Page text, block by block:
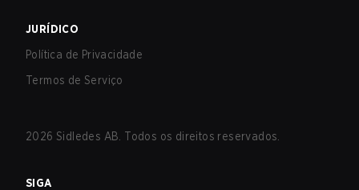
JURÍDICO
Política de Privacidade
Termos de Serviço
2026 Sidledes AB. Todos os direitos reservados.
SIGA